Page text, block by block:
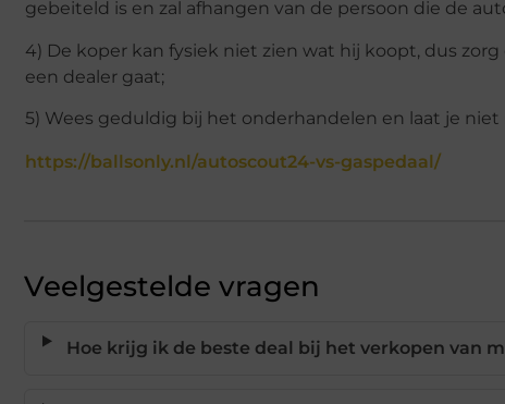
gebeiteld is en zal afhangen van de persoon die de
4) De koper kan fysiek niet zien wat hij koopt, dus
een dealer gaat;
5) Wees geduldig bij het onderhandelen en laat je
https://ballsonly.nl/autoscout24-vs-gaspedaal/
Veelgestelde vragen
Hoe krijg ik de beste deal bij het verkopen van